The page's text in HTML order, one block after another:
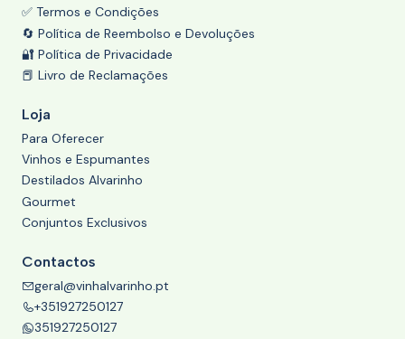
✅ Termos e Condições
🔄 Política de Reembolso e Devoluções
🔐 Política de Privacidade
📕 Livro de Reclamações
Loja
Para Oferecer
Vinhos e Espumantes
Destilados Alvarinho
Gourmet
Conjuntos Exclusivos
Contactos
geral@vinhalvarinho.pt
+351927250127
351927250127